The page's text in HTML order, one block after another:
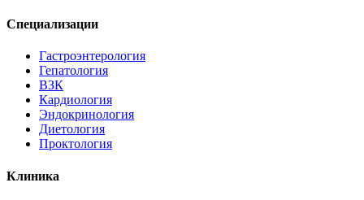
Специализации
Гастроэнтерология
Гепатология
ВЗК
Кардиология
Эндокринология
Диетология
Проктология
Клиника